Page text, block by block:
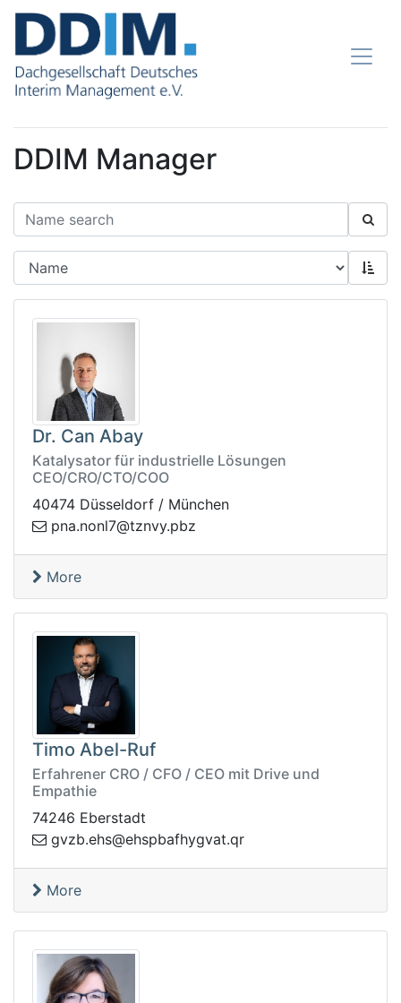
DDIM Manager
Dr. Can Abay
Katalysator für industrielle Lösungen
CEO/CRO/CTO/COO
40474 Düsseldorf / München
zbp.yvnzt@7l
non.anp
More
Timo Abel-Ruf
Erfahrener CRO / CFO / CEO mit Drive und
Empathie
74246 Eberstadt
rq.tavgyhfabpshe@she.bzv
g
More